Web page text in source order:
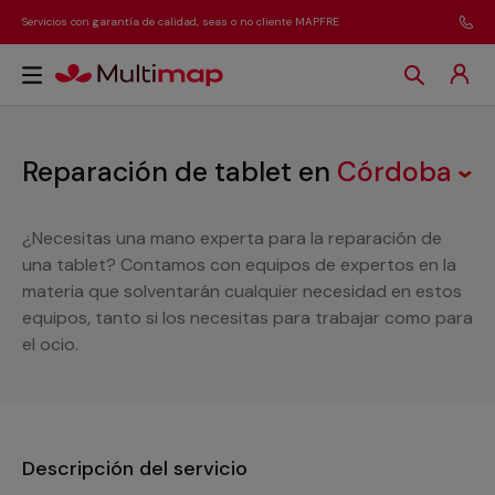
Servicios con garantía de calidad, seas o no cliente MAPFRE
Reparación de tablet en Córdoba
¿Necesitas una mano experta para la reparación de
una tablet? Contamos con equipos de expertos en la
materia que solventarán cualquier necesidad en estos
equipos, tanto si los necesitas para trabajar como para
el ocio.
Descripción del servicio